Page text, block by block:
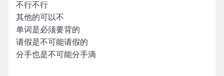
不行不行
其他的可以不
单词是必须要背的
请假是不可能请假的
分手也是不可能分手滴